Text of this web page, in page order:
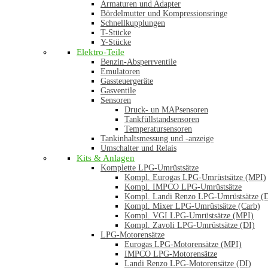
Armaturen und Adapter
Bördelmutter und Kompressionsringe
Schnellkupplungen
T-Stücke
Y-Stücke
Elektro-Teile
Benzin-Absperrventile
Emulatoren
Gassteuergeräte
Gasventile
Sensoren
Druck- un MAPsensoren
Tankfüllstandsensoren
Temperatursensoren
Tankinhaltsmessung und -anzeige
Umschalter und Relais
Kits & Anlagen
Komplette LPG-Umrüstsätze
Kompl. Eurogas LPG-Umrüstsätze (MPI)
Kompl. IMPCO LPG-Umrüstsätze
Kompl. Landi Renzo LPG-Umrüstsätze
Kompl. Mixer LPG-Umrüstsätze (Carb)
Kompl. VGI LPG-Umrüstsätze (MPI)
Kompl. Zavoli LPG-Umrüstsätze (DI)
LPG-Motorensätze
Eurogas LPG-Motorensätze (MPI)
IMPCO LPG-Motorensätze
Landi Renzo LPG-Motorensätze (DI)